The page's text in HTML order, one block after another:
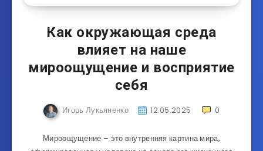
Как окружающая среда
влияет на наше
мироощущение и восприятие
себя
Игорь Лукьяненко 12.05.2025 0
Мироощущение – это внутренняя картина мира,